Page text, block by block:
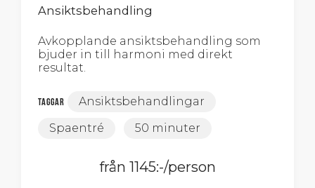
Ansiktsbehandling
Avkopplande ansiktsbehandling som
bjuder in till harmoni med direkt
resultat.
Taggar
Ansiktsbehandlingar
Spaentré
50 minuter
från 1145:-/person